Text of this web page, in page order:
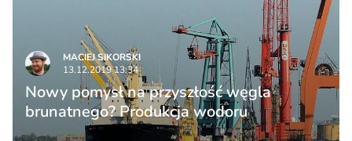
MACIEJ SIKORSKI
13.12.2019 13:34
Nowy pomysł na przyszłość węgla
brunatnego? Produkcja wodoru